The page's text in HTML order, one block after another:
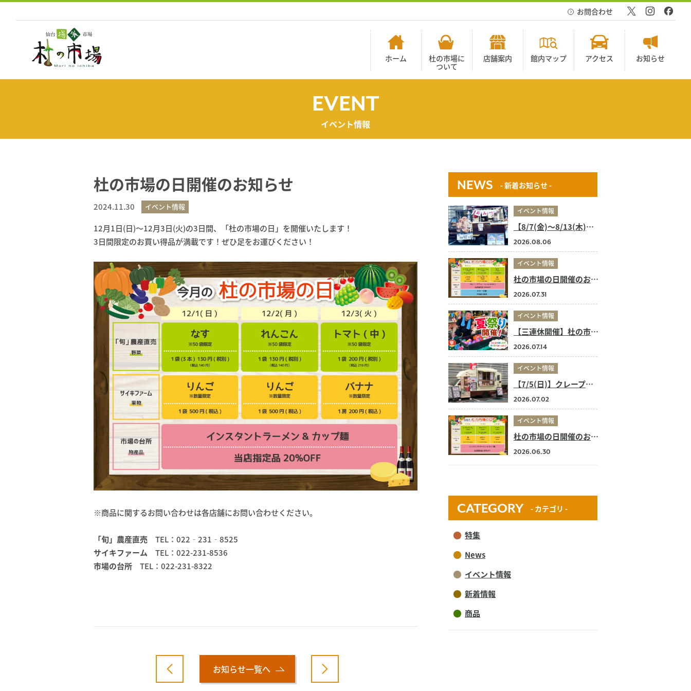
ス
ホーム
杜の市場に
ついて
店舗案内 館内マップ アクセス お知らせ
お問合わせ
EVENT
イベント情報
杜の市場の日開催のお知らせ
2024.11.30 イベント情報
12月1日(日)〜12月3日(火)の3日間、「杜の市場の日」を開催いたします！
3日間限定のお買い得品が満載です！ぜひ足をお運びください！
※商品に関するお問い合わせは各店舗にお問い合わせください。
「旬」農産直売 TEL：022‐231‐8525
サイキファーム TEL：022-231-8536
市場の台所 TEL：022-231-8322
お知らせ一覧へ
NEWS - 新着お知らせ -
イベント情報
【8/7(金)〜8/13(木)】キッチンカー出店のお知らせ
2026.08.06
イベント情報
杜の市場の日開催のお知らせ
2026.07.31
イベント情報
【三連休開催】杜の市場の夏祭り！
2026.07.14
イベント情報
【7/5(日)】クレープ店キッチンカー 出店のお知らせ
2026.07.02
イベント情報
杜の市場の日開催のお知らせ
2026.06.30
CATEGORY - カテゴリ -
特集
News
イベント情報
新着情報
商品